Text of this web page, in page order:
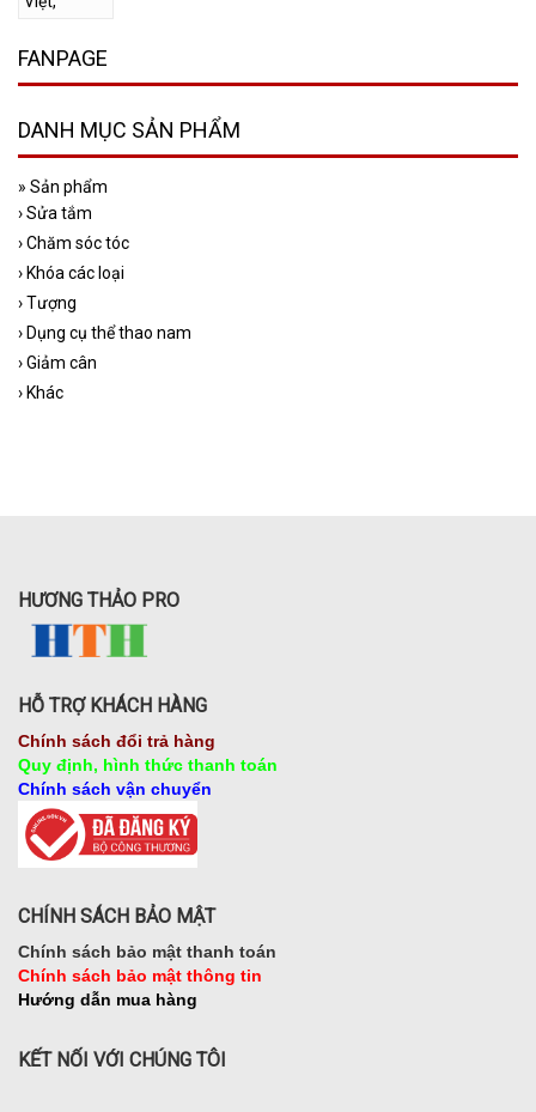
FANPAGE
DANH MỤC SẢN PHẨM
» Sản phẩm
›Sửa tắm
›Chăm sóc tóc
› Khóa các loại
›Tượng
› Dụng cụ thể thao nam
›Giảm cân
› Khác
HƯƠNG THẢO PRO
HỖ TRỢ KHÁCH HÀNG
Chính sách đổi trả hàng
Quy định, hình thức thanh toán
Chính sách vận chuyển
CHÍNH SÁCH BẢO MẬT
Chính sách bảo mật thanh toán
Chính sách bảo mật thông tin
Hướng dẫn mua hàng
KẾT NỐI VỚI CHÚNG TÔI